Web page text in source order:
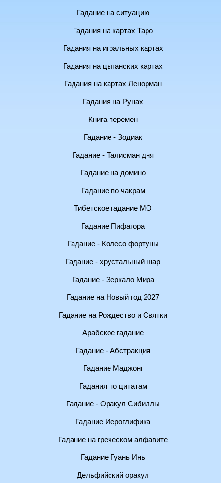
Гадание на ситуацию
Гадания на картах Таро
Гадания на игральных картах
Гадания на цыганских картах
Гадания на картах Ленорман
Гадания на Рунах
Книга перемен
Гадание - Зодиак
Гадание - Талисман дня
Гадание на домино
Гадание по чакрам
Тибетское гадание МО
Гадание Пифагора
Гадание - Колесо фортуны
Гадание - хрустальный шар
Гадание - Зеркало Мира
Гадание на Новый год 2027
Гадание на Рождество и Святки
Арабское гадание
Гадание - Абстракция
Гадание Маджонг
Гадания по цитатам
Гадание - Оракул Сибиллы
Гадание Иероглифика
Гадание на греческом алфавите
Гадание Гуань Инь
Дельфийский оракул